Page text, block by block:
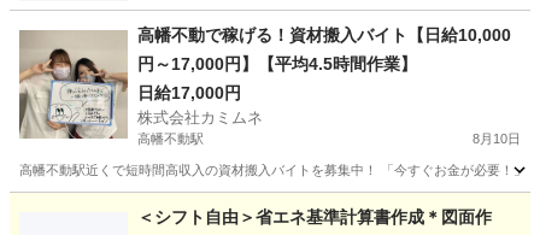
高幡不動で稼げる！資材搬入バイト【日給10,000
円～17,000円】【平均4.5時間作業】
日給17,000円
株式会社カミムネ
高幡不動駅 8月10日
高幡不動駅近くで短時間高収入の資材搬入バイトを募集中！ 「今すぐお金が必要！
高幡不動駅 その他 スタッフ
＜シフト自由＞省エネ基準計算書作成＊図面作